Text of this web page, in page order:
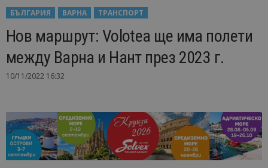
БЪЛГАРИЯ
ВАРНА ТРАНСПОРТ
Нов маршрут: Volotea ще има полети
между Варна и Нант през 2023 г.
10/11/2022 16:32